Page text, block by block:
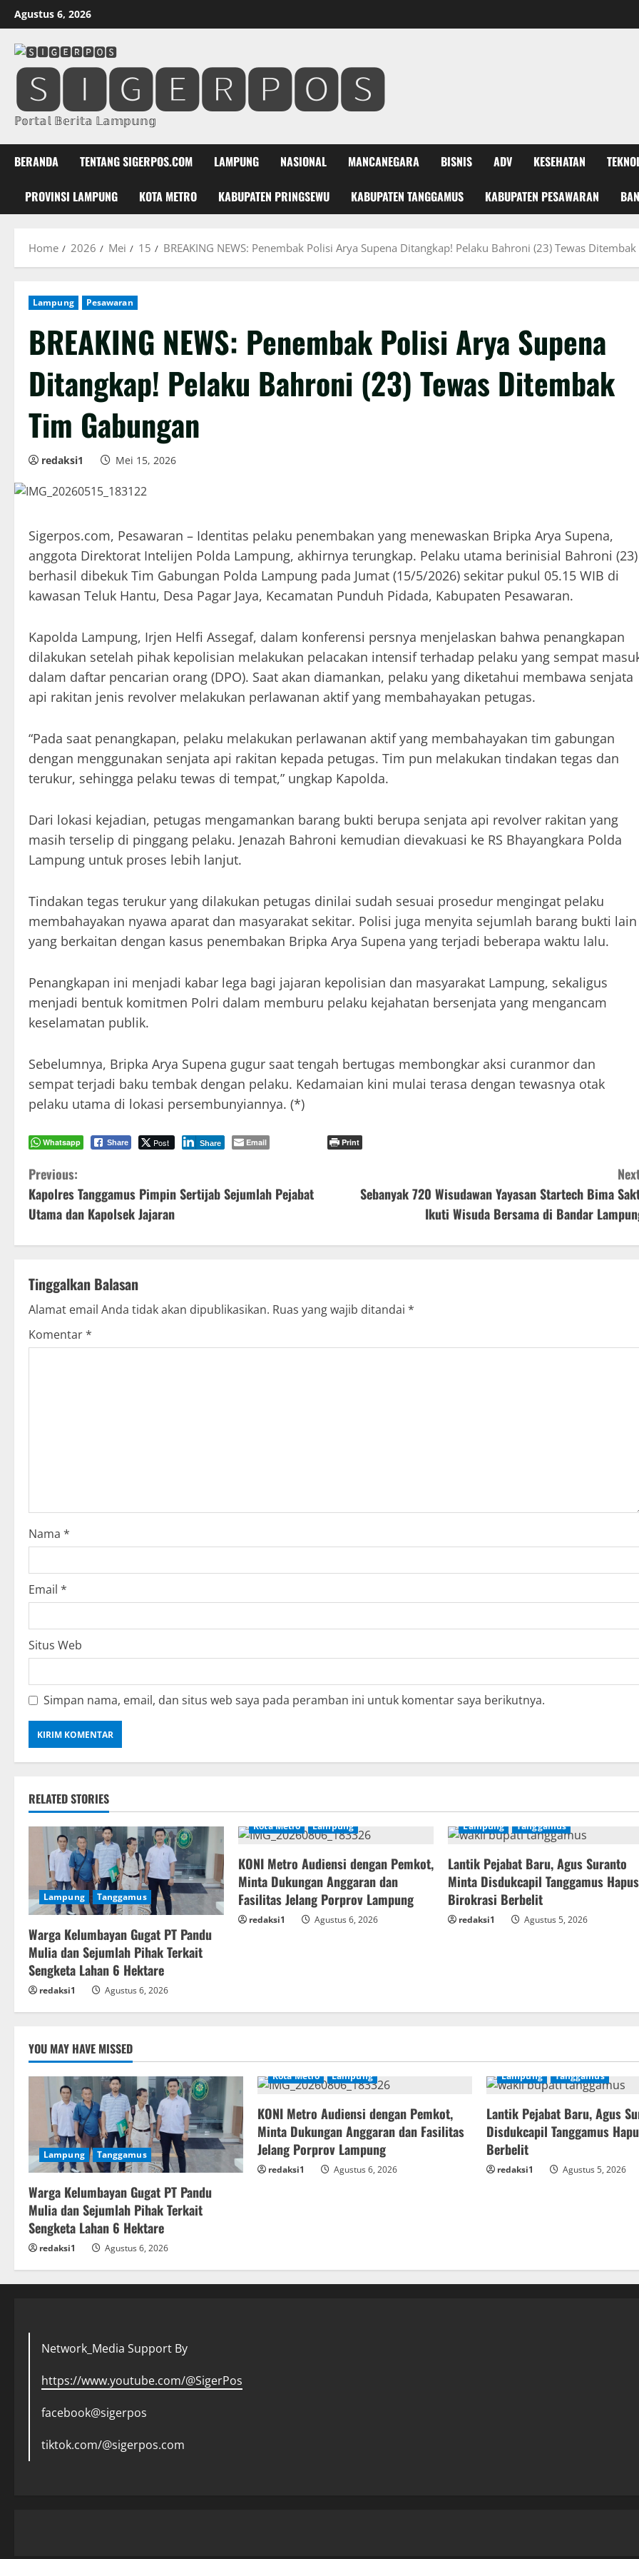
Skip
to
content
Agustus 6, 2026
🆂🅸🅶🅴🆁🅿🅾🆂
ℙ𝕠𝕣𝕥𝕒𝕝 𝔹𝕖𝕣𝕚𝕥𝕒 𝕃𝕒𝕞𝕡𝕦𝕟𝕘
BERANDA TENTANG SIGERPOS.COM LAMPUNG NASIONAL MANCANEGARA BISNIS ADV KESEHATAN
PROVINSI LAMPUNG KOTA METRO KABUPATEN PRINGSEWU KABUPATEN TANGGAMUS KABUPATEN PESAWARAN
Home 2026 Mei 15 BREAKING NEWS: Penembak Polisi Arya Supena Ditangkap! Pelaku Bahroni (23) Tewas
Lampung Pesawaran
BREAKING NEWS: Penembak Polisi Arya Supena
Ditangkap! Pelaku Bahroni (23) Tewas Ditembak
Tim Gabungan
redaksi1 Mei 15, 2026
Sigerpos.com, Pesawaran – Identitas pelaku penembakan yang menewaskan Bripka Arya Supena,
anggota Direktorat Intelijen Polda Lampung, akhirnya terungkap. Pelaku utama berinisial Bahroni (23)
berhasil dibekuk Tim Gabungan Polda Lampung pada Jumat (15/5/2026) sekitar pukul 05.15 WIB di
kawasan Teluk Hantu, Desa Pagar Jaya, Kecamatan Punduh Pidada, Kabupaten Pesawaran.
Kapolda Lampung, Irjen Helfi Assegaf, dalam konferensi persnya menjelaskan bahwa penangkapan
dilakukan setelah pihak kepolisian melakukan pelacakan intensif terhadap pelaku yang sempat
dalam daftar pencarian orang (DPO). Saat akan diamankan, pelaku yang diketahui membawa senjata
api rakitan jenis revolver melakukan perlawanan aktif yang membahayakan petugas.
“Pada saat penangkapan, pelaku melakukan perlawanan aktif yang membahayakan tim gabungan
dengan menggunakan senjata api rakitan kepada petugas. Tim pun melakukan tindakan tegas dan
terukur, sehingga pelaku tewas di tempat,” ungkap Kapolda.
Dari lokasi kejadian, petugas mengamankan barang bukti berupa senjata api revolver rakitan yang
masih terselip di pinggang pelaku. Jenazah Bahroni kemudian dievakuasi ke RS Bhayangkara Polda
Lampung untuk proses lebih lanjut.
Tindakan tegas terukur yang dilakukan petugas dinilai sudah sesuai prosedur mengingat pelaku
membahayakan nyawa aparat dan masyarakat sekitar. Polisi juga menyita sejumlah barang bukti lain
yang berkaitan dengan kasus penembakan Bripka Arya Supena yang terjadi beberapa waktu lalu.
Penangkapan ini menjadi kabar lega bagi jajaran kepolisian dan masyarakat Lampung, sekaligus
menjadi bentuk komitmen Polri dalam memburu pelaku kejahatan bersenjata yang mengancam
keselamatan publik.
Sebelumnya, Bripka Arya Supena gugur saat tengah bertugas membongkar aksi curanmor dan
sempat terjadi baku tembak dengan pelaku. Kedamaian kini mulai terasa dengan tewasnya otak
pelaku utama di lokasi persembunyiannya. (*)
Whatsapp Share Post Share Email Print
C
o
n
i
n
u
d
i
n
g
Previous:
Kapolres Tanggamus Pimpin Sertijab Sejumlah Pejabat
Utama dan Kapolsek Jajaran
Sebanyak 720 Wisudawan Yayasan Startech Bima
Ikuti Wisuda Bersama di Bandar
Tinggalkan Balasan
Alamat email Anda tidak akan dipublikasikan. Ruas yang wajib ditandai *
Komentar*
Nama *
Email *
Situs Web
Simpan nama, email, dan situs web saya pada peramban ini untuk komentar saya berikutnya.
RELATED STORIES
Lampung Tanggamus
Warga Kelumbayan Gugat PT Pandu
Mulia dan Sejumlah Pihak Terkait
Sengketa Lahan 6 Hektare
redaksi1 Agustus 6, 2026
Kota Metro Lampung
KONI Metro Audiensi dengan Pemkot,
Minta Dukungan Anggaran dan
Fasilitas Jelang Porprov Lampung
redaksi1 Agustus 6, 2026
Lampung Tanggamus
Lantik Pejabat Baru, Agus Suranto
Minta Disdukcapil Tanggamus Hapus
Birokrasi Berbelit
redaksi1 Agustus 5, 2026
YOU MAY HAVE MISSED
Lampung Tanggamus
Warga Kelumbayan Gugat PT Pandu
Mulia dan Sejumlah Pihak Terkait
Sengketa Lahan 6 Hektare
redaksi1 Agustus 6, 2026
Kota Metro Lampung
KONI Metro Audiensi dengan Pemkot,
Minta Dukungan Anggaran dan Fasilitas
Jelang Porprov Lampung
redaksi1 Agustus 6, 2026
Lampung Tanggamus
Lantik Pejabat Baru, Agus
Disdukcapil Tanggamus
Berbelit
redaksi1 Agustus 5, 2026
Network_Media Support By
https://www.youtube.com/@SigerPos
facebook@sigerpos
tiktok.com/@sigerpos.com